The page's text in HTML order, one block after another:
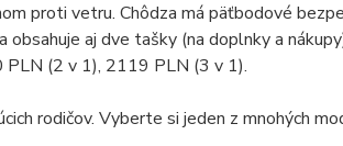
proti vetru. Chôdza má päťbodové
aj dve tašky (na doplnky a
PLN (2 v 1), 2119 PLN (3 v 1).
rodičov. Vyberte si jeden z mnohých